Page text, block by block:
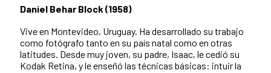
Daniel Behar Block (1958)
Vive en Montevideo, Uruguay. Ha desarrollado su trabajo
como fotógrafo tanto en su país natal como en otras
latitudes. Desde muy joven, su padre, Isaac, le cedió su
Kodak Retina, y le enseñó las técnicas básicas: intuir la